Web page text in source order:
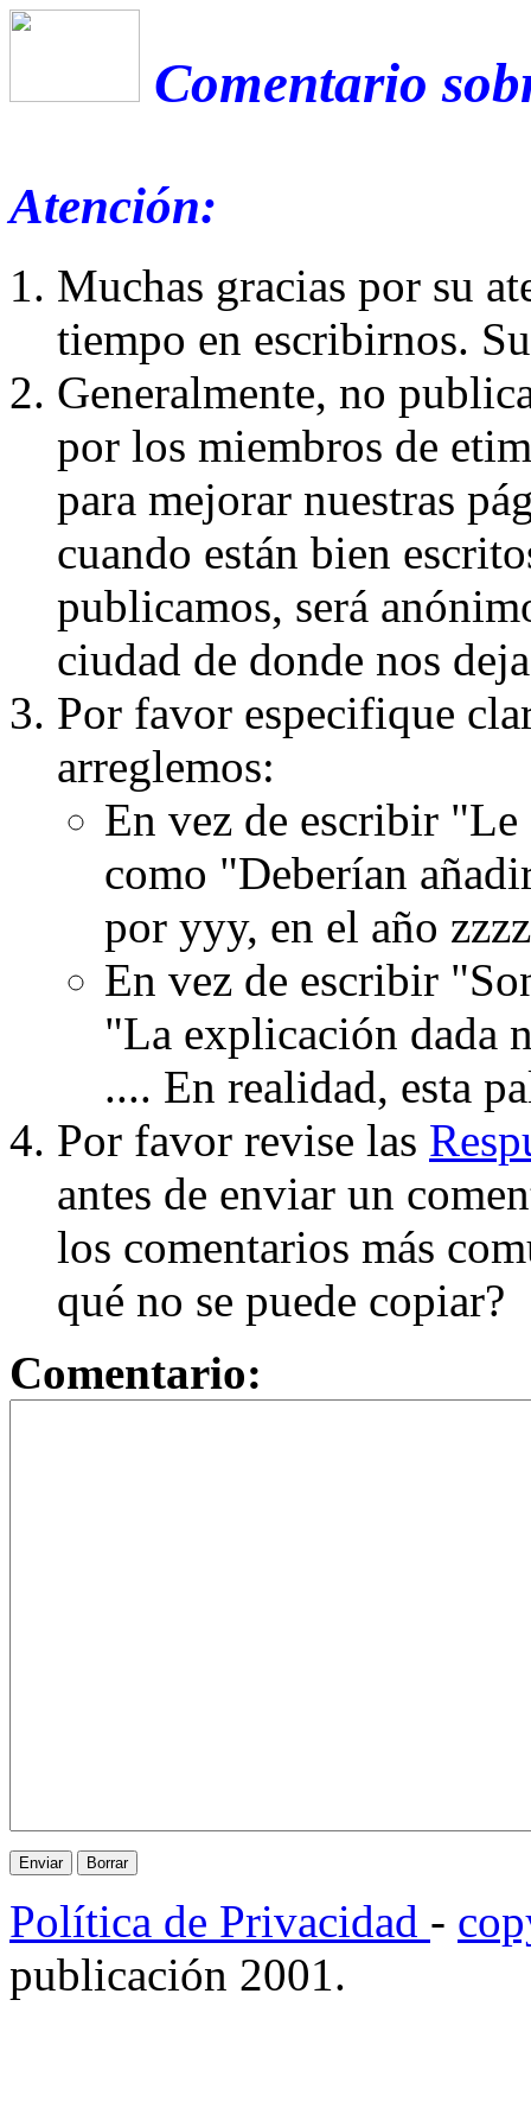
Comentario
Atención:
Muchas gracias por su
tiempo en escribirnos.
Generalmente, no
por los miembros de
para mejorar nuestras
cuando están bien
publicamos, será
ciudad de donde nos
Por favor especifique
arreglemos:
En vez de escribir
como "Deberían
por yyy, en el año
En vez de escribir
"La explicación dada
.... En realidad, esta
Por favor revise las
antes de enviar un
los comentarios más
qué no se puede copiar?
Comentario:
Política de Privacidad -
publicación 2001.